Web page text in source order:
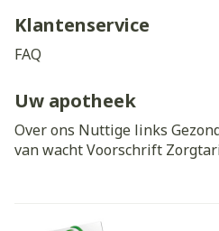
Klantenservice
FAQ
Uw apotheek
Over ons Nuttige links
van wachtVoorschrift